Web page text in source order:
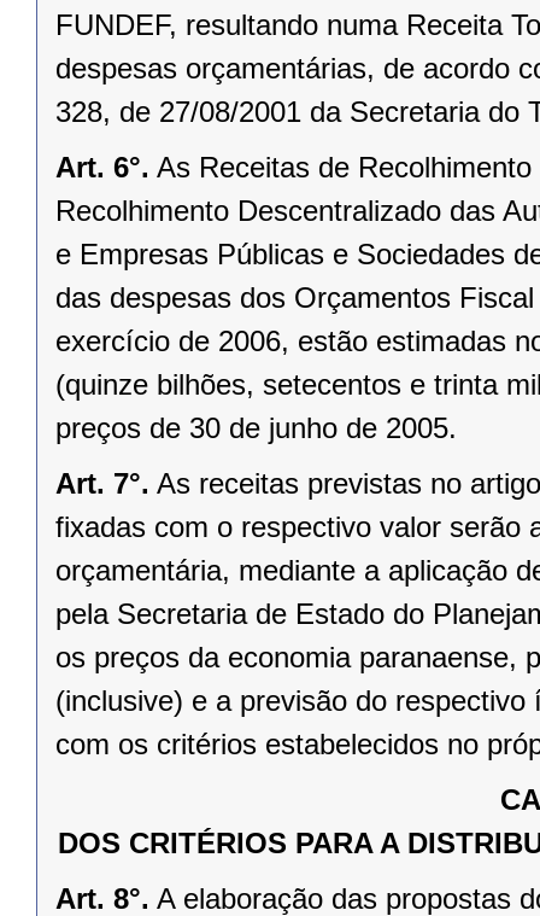
FUNDEF, resultando numa Receita
despesas orçamentárias, de acordo
328, de 27/08/2001 da Secretaria do
Art. 6°. As Receitas de
Recolhimento Descentralizado das
e Empresas Públicas e Sociedades
das despesas dos Orçamentos
exercício de 2006, estão estimadas
(quinze bilhões, setecentos e trinta
preços de 30 de junho de 2005.
Art. 7°. As receitas previstas no
fixadas com o respectivo valor serão
orçamentária, mediante a aplicação
pela Secretaria de Estado do
os preços da economia paranaense,
(inclusive) e a previsão do
com os critérios estabelecidos no
DOS CRITÉRIOS PARA A
Art. 8°. A elaboração das propostas